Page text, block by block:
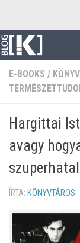
E-BOOKS /
Hargittai
avagy
ÍRTA: KÖNYVTÁROS